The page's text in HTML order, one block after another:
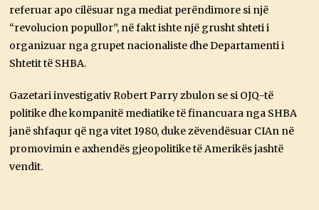
referuar apo cilësuar nga mediat perëndimore si një
“revolucion popullor”, në fakt ishte një grusht shteti i
organizuar nga grupet nacionaliste dhe Departamenti i
Shtetit të SHBA.
Gazetari investigativ Robert Parry zbulon se si OJQ-të
politike dhe kompanitë mediatike të financuara nga SHBA
janë shfaqur që nga vitet 1980, duke zëvendësuar CIAn në
promovimin e axhendës gjeopolitike të Amerikës jashtë
vendit.